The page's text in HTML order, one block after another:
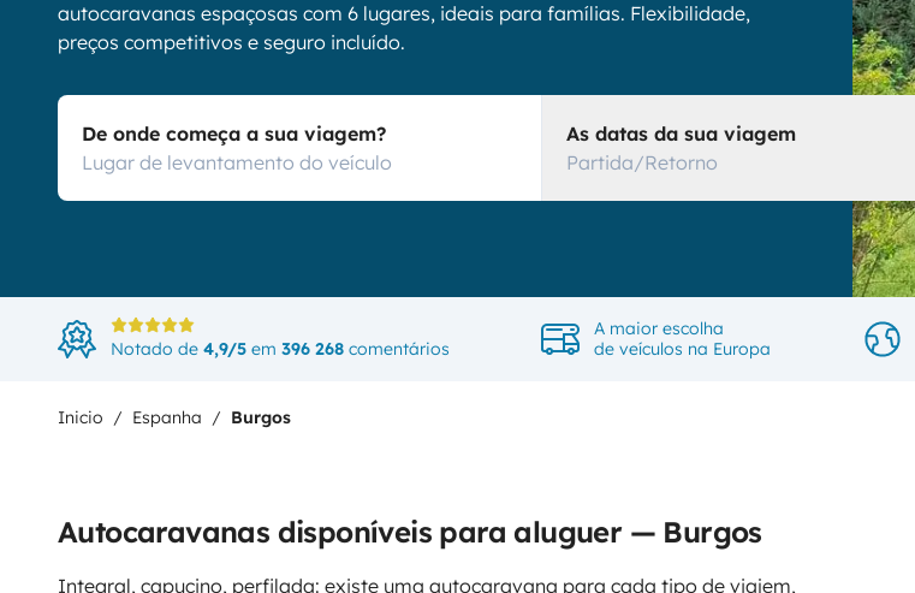
autocaravanas espaçosas com 6 lugares, ideais para famílias. Flexibilidade,
preços competitivos e seguro incluído.
De onde começa a sua viagem?
As datas da sua viagem
Partida/Retorno
Notado de 4,9/5 em 396 268 comentários
A maior escolha
de veículos na Europa
Inicio Espanha Burgos
Autocaravanas disponíveis para aluguer — Burgos
Integral, capucino, perfilada: existe uma autocaravana para cada tipo de viajem,